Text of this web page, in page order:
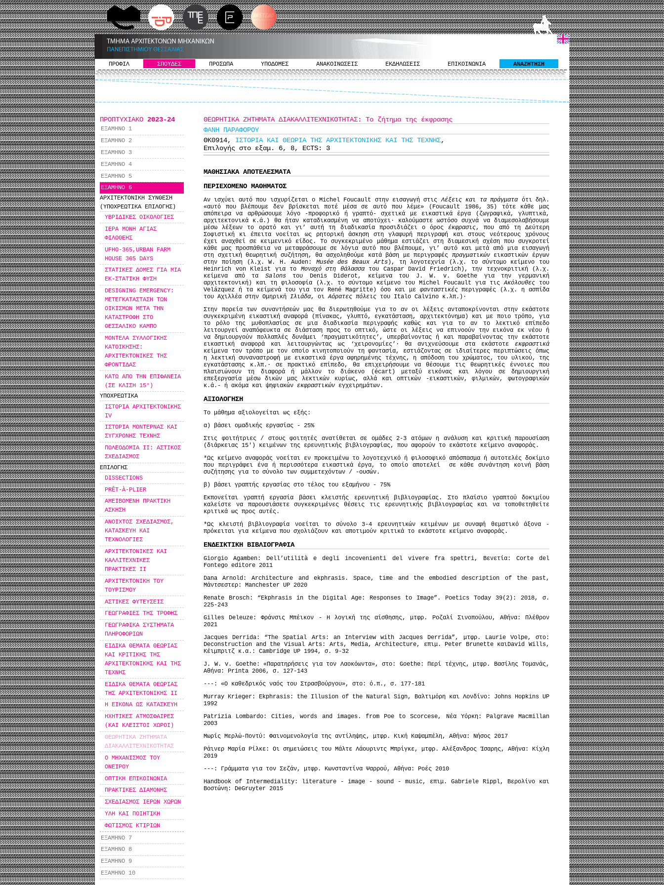
ΠΡΟΦΙΛ ΣΠΟΥΔΕΣ ΠΡΟΣΩΠΑ ΥΠΟΔΟΜΕΣ ΑΝΑΚΟΙΝΩΣΕΙΣ ΕΚΔΗΛΩΣΕΙΣ ΕΠΙΚΟΙΝΩΝΙΑ ΑΝΑΖΗΤΗΣΗ
ΠΡΟΠΤΥΧΙΑΚΟ 2023-24
ΕΞΑΜΗΝΟ 1
ΕΞΑΜΗΝΟ 2
ΕΞΑΜΗΝΟ 3
ΕΞΑΜΗΝΟ 4
ΕΞΑΜΗΝΟ 5
ΕΞΑΜΗΝΟ 6
ΑΡΧΙΤΕΚΤΟΝΙΚΗ ΣΥΝΘΕΣΗ
(ΥΠΟΧΡΕΩΤΙΚΑ ΕΠΙΛΟΓΗΣ)
ΥΒΡΙΔΙΚΕΣ ΟΙΚΟΛΟΓΙΕΣ
ΙΕΡΑ ΜΟΝΗ ΑΓΙΑΣ
ΦΙΛΟΘΕΗΣ
UFHO-365,URBAN FARM
HOUSE 365 DAYS
ΣΤΑΤΙΚΕΣ ΔΟΜΕΣ ΓΙΑ ΜΙΑ
ΕΚ-ΣΤΑΤΙΚΗ ΦΥΣΗ
DESIGNING EMERGENCY:
MΕΤΕΓΚΑΤΑΣΤΑΣΗ ΤΩΝ
ΟΙΚΙΣΜΩΝ ΜΕΤΑ ΤΗΝ
ΚΑΤΑΣΤΡΟΦΗ ΣΤΟ
ΘΕΣΣΑΛΙΚΟ ΚΑΜΠΟ
ΜΟΝΤΕΛΑ ΣΥΛΛΟΓΙΚΗΣ
ΚΑΤΟΙΚΗΣΗΣ:
ΑΡΧΙΤΕΚΤΟΝΙΚΕΣ ΤΗΣ
ΦΡΟΝΤΙΔΑΣ
ΚΑΤΩ ΑΠΟ ΤΗΝ ΕΠΙΦΑΝΕΙΑ
(ΣΕ ΚΛΙΣΗ 15°)
ΥΠΟΧΡΕΩΤΙΚΑ
ΙΣΤΟΡΙΑ ΑΡΧΙΤΕΚΤΟΝΙΚΗΣ
IV
ΙΣΤΟΡΙΑ ΜΟΝΤΕΡΝΑΣ ΚΑΙ
ΣΥΓΧΡΟΝΗΣ ΤΕΧΝΗΣ
ΠΟΛΕΟΔΟΜΙΑ ΙΙ: ΑΣΤΙΚΟΣ
ΣΧΕΔΙΑΣΜΟΣ
ΕΠΙΛΟΓΗΣ
DISSECTIONS
PRÊT-À-PLIER
ΑΜΕΙΒΟΜΕΝΗ ΠΡΑΚΤΙΚΗ
ΑΣΚΗΣΗ
ΑΝΟΙΧΤΟΣ ΣΧΕΔΙΑΣΜΟΣ,
ΚΑΤΑΣΚΕΥΗ ΚΑΙ
ΤΕΧΝΟΛΟΓΙΕΣ
ΑΡΧΙΤΕΚΤΟΝΙΚΕΣ ΚΑΙ
ΚΑΛΛΙΤΕΧΝΙΚΕΣ
ΠΡΑΚΤΙΚΕΣ ΙΙ
ΑΡΧΙΤΕΚΤΟΝΙΚΗ ΤΟΥ
ΤΟΥΡΙΣΜΟΥ
ΑΣΤΙΚΕΣ ΦΥΤΕΥΣΕΙΣ
ΓΕΩΓΡΑΦΙΕΣ ΤΗΣ ΤΡΟΦΗΣ
ΓΕΩΓΡΑΦΙΚΑ ΣΥΣΤΗΜΑΤΑ
ΠΛΗΡΟΦΟΡΙΩΝ
ΕΙΔΙΚΑ ΘΕΜΑΤΑ ΘΕΩΡΙΑΣ
ΚΑΙ ΚΡΙΤΙΚΗΣ ΤΗΣ
ΑΡΧΙΤΕΚΤΟΝΙΚΗΣ ΚΑΙ ΤΗΣ
ΤΕΧΝΗΣ
ΕΙΔΙΚΑ ΘΕΜΑΤΑ ΘΕΩΡΙΑΣ
ΤΗΣ ΑΡΧΙΤΕΚΤΟΝΙΚΗΣ ΙΙ
Η ΕΙΚΟΝΑ ΩΣ ΚΑΤΑΣΚΕΥΗ
ΗΧΗΤΙΚΕΣ ΑΤΜΟΣΦΑΙΡΕΣ
(ΚΑΙ ΚΛΕΙΣΤΟΙ ΧΩΡΟΙ)
ΘΕΩΡΗΤΙΚΑ ΖΗΤΗΜΑΤΑ
ΔΙΑΚΑΛΛΙΤΕΧΝΙΚΟΤΗΤΑΣ
Ο ΜΗΧΑΝΙΣΜΟΣ ΤΟΥ
ΟΝΕΙΡΟΥ
ΟΠΤΙΚΗ ΕΠΙΚΟΙΝΩΝΙΑ
ΠΡΑΚΤΙΚΕΣ ΔΙΑΜΟΝΗΣ
ΣΧΕΔΙΑΣΜΟΣ ΙΕΡΩΝ ΧΩΡΩΝ
ΥΛΗ ΚΑΙ ΠΟΙΗΤΙΚΗ
ΦΩΤΙΣΜΟΣ ΚΤΙΡΙΩΝ
ΕΞΑΜΗΝΟ 7
ΕΞΑΜΗΝΟ 8
ΕΞΑΜΗΝΟ 9
ΕΞΑΜΗΝΟ 10
ΘΕΩΡΗΤΙΚΑ ΖΗΤΗΜΑΤΑ ΔΙΑΚΑΛΛΙΤΕΧΝΙΚΟΤΗΤΑΣ: Το ζήτημα της έκφρασης
ΦΑΝΗ ΠΑΡΑΦΟΡΟΥ
ΘΚ0914, ΙΣΤΟΡΙΑ ΚΑΙ ΘΕΩΡΙΑ ΤΗΣ ΑΡΧΙΤΕΚΤΟΝΙΚΗΣ ΚΑΙ ΤΗΣ ΤΕΧΝΗΣ,
Επιλογής στο εξαμ. 6, 8, ECTS: 3
ΜΑΘΗΣΙΑΚΑ ΑΠΟΤΕΛΕΣΜΑΤΑ
ΠΕΡΙΕΧΟΜΕΝΟ ΜΑΘΗΜΑΤΟΣ
Αν ισχύει αυτό που ισχυρίζεται ο Michel Foucault στην εισαγωγή στιςΛέξεις και τα πράγματαότι δηλ.
«αυτό που βλέπουμε δεν βρίσκεται ποτέ μέσα σε αυτό που λέμε» (Foucault 1986, 35) τότε κάθε μας
απόπειρα να αρθρώσουμε λόγο -προφορικό ή γραπτό- σχετικά με εικαστικά έργα (ζωγραφικά, γλυπτικά,
αρχιτεκτονικά κ.ά.) θα ήταν καταδικασμένη να αποτύχει· καλούμαστε ωστόσο συχνά να διαμεσολαβήσουμε
μέσω λέξεων το ορατό και γι’ αυτή τη διαδικασία προσιδιάζει ο όροςέκφρασις, που από τη Δεύτερη
Σοφιστική κι έπειτα νοείται ως ρητορική άσκηση στη γλαφυρή περιγραφή και στους νεότερους χρόνους
έχει αναχθεί σε κειμενικό είδος. Το συγκεκριμένο μάθημα εστιάζει στη διαμεσική σχέση που συγκροτεί
κάθε μας προσπάθεια να μεταφράσουμε σε λόγια αυτό που βλέπουμε, γι’ αυτό και μετά από μια εισαγωγή
στη σχετική θεωρητική συζήτηση, θα ασχοληθούμε κατά βάση με περιγραφές πραγματικώνεικαστικών έργων
στην ποίηση (λ.χ. W. H. Auden: Muséedes BeauxArts), τη λογοτεχνία (λ.χ. το σύντομο κείμενο του
Heinrich von Kleist για το Μοναχό στη θάλασσατου Caspar David Friedrich), την τεχνοκριτική (λ.χ.
κείμενα από τα Salonsτου Denis Diderot, κείμενα του J. W. v. Goethe για την γερμανική
αρχιτεκτονική) και τη φιλοσοφία (λ.χ. το σύντομο κείμενο του Michel Foucault για τιςΑκόλουθες του
Velázquez ή τα κείμενά του για τον René Magritte) όσο και με φανταστικέςπεριγραφές (λ.χ. η ασπίδα
του Αχιλλέα στην Ομηρική Ιλιάδα, οιΑόρατες πόλεις του Italo Calvino κ.λπ.)·
Στην πορεία των συναντήσεών μας θα διερωτηθούμε για το αν οι λέξεις ανταποκρίνονται στην εκάστοτε
συγκεκριμένη εικαστική αναφορά (πίνακας, γλυπτό, εγκατάσταση, αρχιτεκτόνημα) και με ποιο τρόπο, για
το ρόλο της μυθοπλασίας σε μια διαδικασία περιγραφής καθώς και για το αν το λεκτικό επίπεδο
λειτουργεί αναπόφευκτα σε διάσταση προς το οπτικό, ώστε οι λέξεις να επινοούν την εικόνα εκ νέου ή
να δημιουργούν πολλαπλές δυνάμει ‘πραγματικότητες’, υπερβαίνοντας ή και παραβαίνοντας την εκάστοτε
εικαστική αναφορά και λειτουργώντας ως ‘χειρονομίες’· θα ανιχνεύσουμε στα εκάστοτε εκφραστικά
κείμενα τον τρόπο με τον οποίο κινητοποιούν τη φαντασία, εστιάζοντας σε ιδιαίτερες περιπτώσεις όπως
η λεκτική συναναστροφή με εικαστικά έργα αφηρημένης τέχνης, η απόδοση του χρώματος, του υλικού, της
εγκατάστασης κ.λπ.· σε πρακτικό επίπεδο, θα επιχειρήσουμε να θέσουμε τις θεωρητικές έννοιες που
πλαισιώνουν τη διαφορά ή μάλλον το διάκενο (écart) μεταξύ εικόνας και λόγου σε δημιουργική
επεξεργασία μέσω δικών μας λεκτικών κυρίως, αλλά και οπτικών -εικαστικών, φιλμικών, φωτογραφικών
κ.ά.- ή ακόμα και ψηφιακών εκφραστικών εγχειρημάτων.
ΑΞΙΟΛΟΓΗΣΗ
Το μάθημα αξιολογείται ως εξής:
α) βάσει ομαδικής εργασίας - 25%
Στις φοιτήτριες / στους φοιτητές ανατίθεται σε ομάδες 2-3 ατόμων η ανάλυση και κριτική παρουσίαση
(διάρκειας 15') κειμένων της ερευνητικής βιβλιογραφίας, που αφορούν το εκάστοτε κείμενο αναφοράς.
*Ως κείμενο αναφοράς νοείται εν προκειμένω το λογοτεχνικό ή φιλοσοφικό απόσπασμα ή αυτοτελές δοκίμιο
που περιγράφει ένα ή περισσότερα εικαστικά έργα, το οποίο αποτελεί σε κάθε συνάντηση κοινή βάση
συζήτησης για το σύνολο των συμμετεχόντων / -ουσών.
β) βάσει γραπτής εργασίας στο τέλος του εξαμήνου - 75%
Εκπονείται γραπτή εργασία βάσει κλειστής ερευνητική βιβλιογραφίας. Στο πλαίσιο γραπτού δοκιμίου
καλείστε να παρουσιάσετε συγκεκριμένες θέσεις τις ερευνητικής βιβλιογραφίας και να τοποθετηθείτε
κριτικά ως προς αυτές.
*Ως κλειστή βιβλιογραφία νοείται το σύνολο 3-4 ερευνητικών κειμένων με συναφή θεματικό άξονα -
πρόκειται για κείμενα που σχολιάζουν και αποτιμούν κριτικά το εκάστοτε κείμενο αναφοράς.
ΕΝΔΕΙΚΤΙΚΗ ΒΙΒΛΙΟΓΡΑΦΙΑ
Giorgio Agamben: Dell’utilità e degli incovenienti del vivere fra spettri, Βενετία: Corte del
Fontego editore 2011
Dana Arnold: Architecture and ekphrasis. Space, time and the embodied description of the past,
Μάντσεστερ: Manchester UP 2020
Renate Brosch: “Ekphrasis in the Digital Age: Responses to Image”. Poetics Today 39(2): 2018, σ.
225-243
Gilles Deleuze: Φράνσις Μπέικον - Η λογική της αίσθησης, μτφρ. Ροζαλί Σινοπούλου, Αθήνα: Πλέθρον
2021
Jacques Derrida: “The Spatial Arts: an Interview with Jacques Derrida”, μτφρ. Laurie Volpe, στο:
Deconstruction and the Visual Arts: Arts, Media, Architecture, επιμ. Peter Brunette καιDavid Wills,
Κέιμπριτζ κ.α.: Cambridge UP 1994, σ. 9-32
J. W. v. Goethe: «Παρατηρήσεις για τον Λαοκόωντα», στο: Goethe: Περί τέχνης, μτφρ. Βασίλης Τομανάς,
Αθήνα: Printa 2006, σ. 127-143
---: «Ο καθεδρικός ναός του Στρασβούργου», στο: ό.π., σ. 177-181
Murray Krieger: Ekphrasis: the Illusion of the Natural Sign, Βαλτιμόρη και Λονδίνο: Johns Hopkins UP
1992
Patrizia Lombardo: Cities, words and images. from Poe to Scorcese, Νέα Υόρκη: Palgrave Macmillan
2003
Μωρίς Μερλώ-Ποντύ: Φαινομενολογία της αντίληψης, μτφρ. Κική Καψαμπέλη, Αθήνα: Νήσος 2017
Ράινερ Μαρία Ρίλκε: Οι σημειώσεις του Μάλτε Λάουριντς Μπρίγκε, μτφρ. Αλέξανδρος Ίσαρης, Αθήνα: Κίχλη
2019
---: Γράμματα για τον Σεζάν, μτφρ. Κωνσταντίνα Ψαρρού, Αθήνα: Ροές 2010
Handbook of Intermediality: literature - image - sound - music, επιμ. Gabriele Rippl, Βερολίνο και
Βοστώνη: DeGruyter 2015